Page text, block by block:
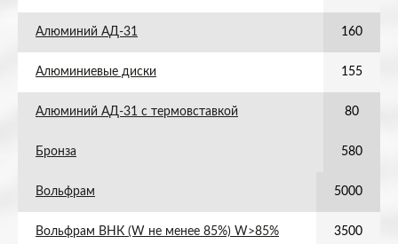
Алюминий АД-31 160
Алюминиевые диски 155
Алюминий АД-31 с термовставкой 80
Бронза 580
Вольфрам 5000
Вольфрам ВНК (W не менее 85%) W>85% 3500